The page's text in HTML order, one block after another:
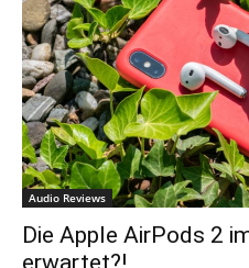
Audio Reviews
Die Apple AirPods 2
erwartet?!